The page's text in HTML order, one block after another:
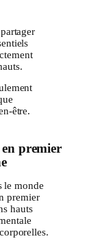
être.
premier
le monde
premier
hauts